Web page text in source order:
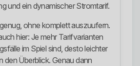
und ein dynamischer Stromtarif.
ohne komplett auszuufern.
hier: Je mehr Tarifvarianten
im Spiel sind, desto leichter
den Überblick. Genau dann